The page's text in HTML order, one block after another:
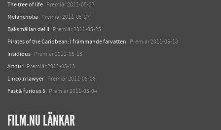
The tree of life Premiär 2011-05-27
Melancholia Premiär 2011-05-27
Baksmällan del II Premiär 2011-05-25
Pirates of the Caribbean: I främmande farvatten Premiär 2011-05-18
Insidious Premiär 2011-05-13
Arthur Premiär 2011-05-13
Lincoln lawyer Premiär 2011-05-06
Fast & furious 5 Premiär 2011-05-04
FILM.NU LÄNKAR